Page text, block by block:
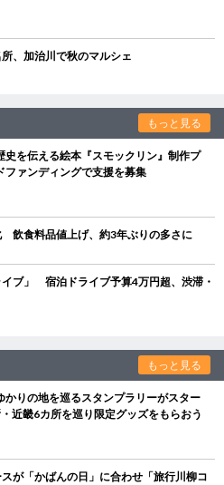
、加治川で秋のマルシェ
もっと見る
史を伝える絵本『スモックリン』制作プ
ァンディングで支援を募集
飲食料品値上げ、約3年ぶりの多さに
ブ」 宿泊ドライブ予算4万円超、渋滞・
もっと見る
かりの地を巡るスタンプラリーがスター
近畿6カ所を巡り限定グッズをもらおう
が「かばんの日」に合わせ「旅行川柳コ